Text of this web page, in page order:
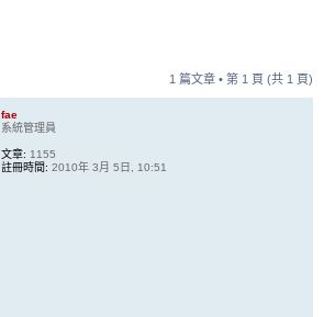
1 篇文章 • 第 1 頁 (共 1 頁)
fae
系統管理員
文章: 1155
註冊時間: 2010年 3月 5日, 10:51